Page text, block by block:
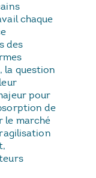
chaque
des
la question
pour
de
le marché